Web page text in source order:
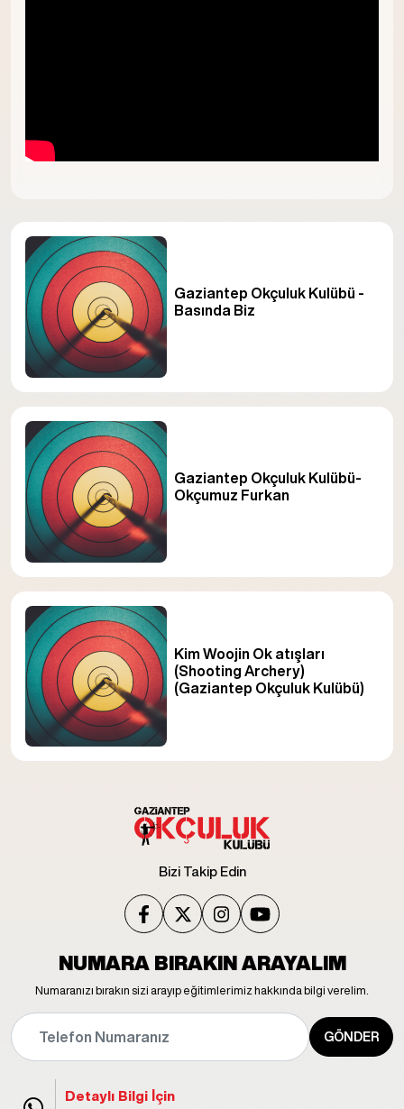
Gaziantep Okçuluk Kulübü -
Basında Biz
Gaziantep Okçuluk Kulübü-
Okçumuz Furkan
Kim Woojin Ok atışları
(Shooting Archery)
(Gaziantep Okçuluk Kulübü)
Bizi Takip Edin
NUMARA BIRAKIN ARAYALIM
Numaranızı bırakın sizi arayıp eğitimlerimiz hakkında bilgi verelim.
GÖNDER
Detaylı Bilgi İçin